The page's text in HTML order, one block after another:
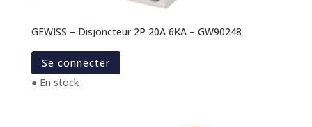
GEWISS – Disjoncteur 2P 20A 6KA – GW90248
Se connecter
● En stock